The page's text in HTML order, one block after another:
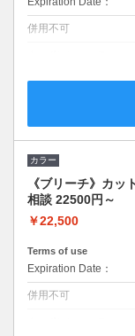
併用不可
チカラーはこちら。
アTRがついているの
カラー
《ブリーチ》カッ
相談 22500円～
￥22,500
Terms of use
Expiration Date：
併用不可